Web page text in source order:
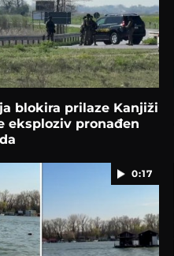
blokira prilaze Kanjiži
eksploziv pronađen
0:17